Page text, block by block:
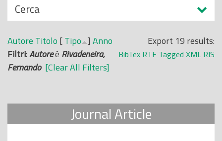
N
a
s
c
o
n
i
Cerca
Export 19 results:
BibTex RTF Tagged XML RIS
Autore Titolo [Tipo ] Anno
Filtri:Autoreè Rivadeneira,
Fernando [Clear All Filters]
Journal Article